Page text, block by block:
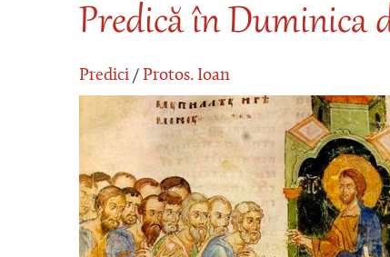
Predică în Duminica
Predici / Protos. Ioan